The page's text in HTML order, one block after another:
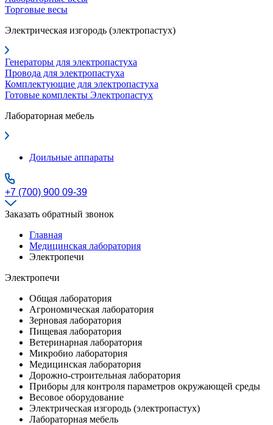
Торговые весы
Электрическая изгородь (электропастух)
Генераторы для электропастуха
Провода для электропастуха
Комплектующие для электропастуха
Готовые комплекты Электропастух
Лабораторная мебель
Доильные аппараты
+7 (700) 900 09-39
Заказать обратный звонок
Главная
Медицинская лаборатория
Электропечи
Электропечи
Общая лаборатория
Агрономическая лаборатория
Зерновая лаборатория
Пищевая лаборатория
Ветеринарная лаборатория
Микробио лаборатория
Медицинская лаборатория
Дорожно-строительная лаборатория
Приборы для контроля параметров окружающей среды
Весовое оборудование
Электрическая изгородь (электропастух)
Лабораторная мебель